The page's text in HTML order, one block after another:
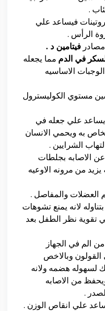
.
فيساعد علي
الرأس .
فيتامين د .
في الدم مما يجعله
الاساسيه
مستوي الكوليسترول
علي جعله في
به ويحمي الانسان
الشرايين .
الاصابه بجلطات
يزيد من مرونه الاوعيه
العضلات والمفاصل .
لانه يمنع تشوهات
تقوية نظر الطفل بعد
الم في الجهاز
وبالاخص
لسهوله هضمه ولانه
من الاصابه
.
علي انقاص الوزن .